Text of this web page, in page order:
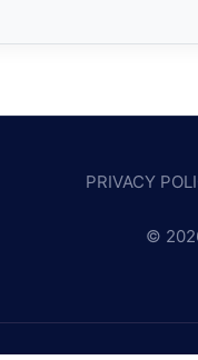
PRIVACY
©